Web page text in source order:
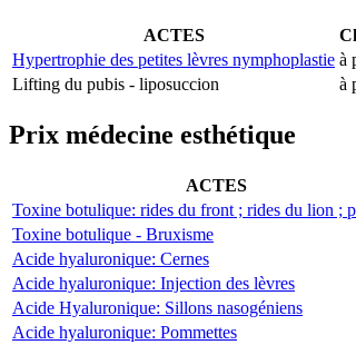
ACTES
Hypertrophie des petites lèvres nymphoplastie à
Lifting du pubis - liposuccion
à
Prix médecine esthétique
ACTES
Toxine botulique: rides du front ; rides du lion ;
Toxine botulique - Bruxisme
Acide hyaluronique: Cernes
Acide hyaluronique: Injection des lèvres
Acide Hyaluronique: Sillons nasogéniens
Acide hyaluronique: Pommettes